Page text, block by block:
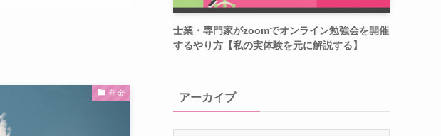
年金
士業・専門家がzoomでオンライン勉強会を開催
するやり方【私の実体験を元に解説する】
アーカイブ